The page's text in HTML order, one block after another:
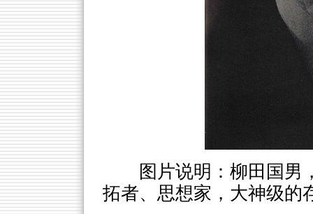
图片说明：柳田国男
拓者、思想家，大神级的